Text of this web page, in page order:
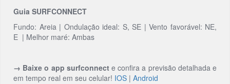
Guia SURFCONNECT
Fundo: Areia | Ondulação ideal: S, SE | Vento favorável: NE,
E | Melhor maré: Ambas
→ Baixe o app surfconnect e confira a previsão detalhada e
em tempo real em seu celular! IOS | Android